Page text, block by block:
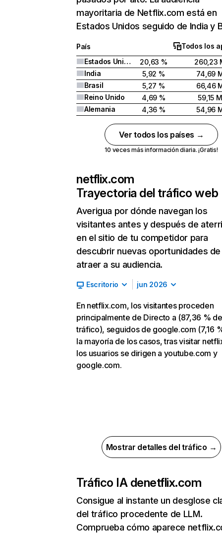
mayoritaria de Netflix.com está en
Estados Unidos seguido de India y
País
Todos los
Estados Unidos
20,63 %
260,23
India
5,92 %
74,69
Brasil
5,27 %
66,46
Reino Unido
4,69 %
59,15 M
Alemania
4,36 % 54,96
Ver todos los países →
10 veces más información diaria. ¡Gratis!
netflix.com
Trayectoria del tráfico web
Averigua por dónde navegan los
visitantes antes y después de
en el sitio de tu competidor para
descubrir nuevas oportunidades de
atraer a su audiencia.
Escritorio jun 2026
En netflix.com, los visitantes proceden
principalmente de Directo a (87,36 % de
tráfico), seguidos de google.com (7,16
la mayoría de los casos, tras visitar
los usuarios se dirigen a youtube.com y
google.com.
Mostrar detalles del tráfico →
Tráfico IA denetflix.com
Consigue al instante un desglose
del tráfico procedente de LLM.
Comprueba cómo aparece